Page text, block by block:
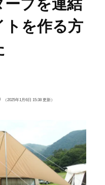
ープを連結
トを作る方
（2025年1月6日 15:38 更新）